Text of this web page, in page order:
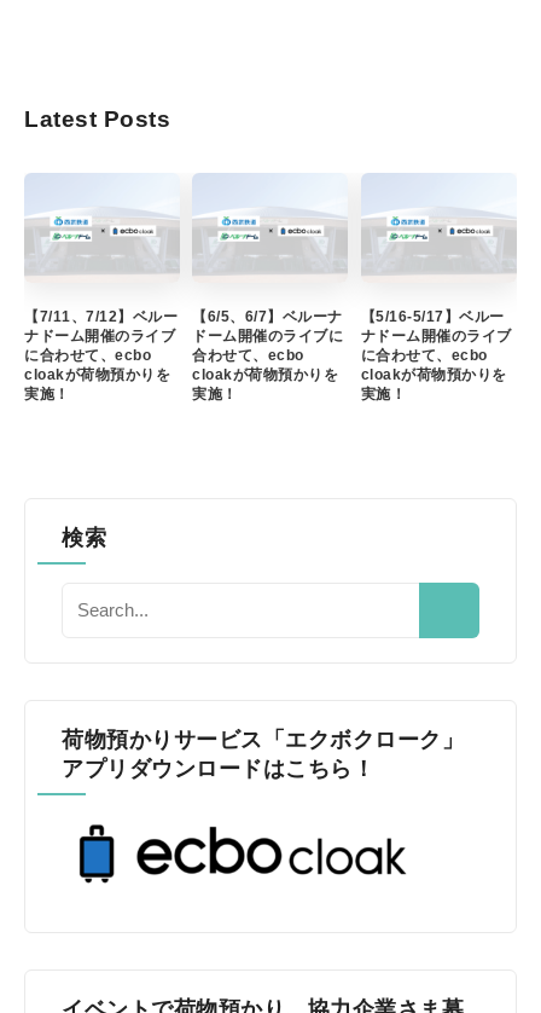
Latest Posts
【7/11、7/12】ベルー
ナドーム開催のライブ
に合わせて、ecbo
cloakが荷物預かりを
実施！
【6/5、6/7】ベルーナ
ドーム開催のライブに
合わせて、ecbo
cloakが荷物預かりを
実施！
【5/16-5/17】ベルー
ナドーム開催のライブ
に合わせて、ecbo
cloakが荷物預かりを
実施！
検索
荷物預かりサービス「エクボクローク」
アプリダウンロードはこちら！